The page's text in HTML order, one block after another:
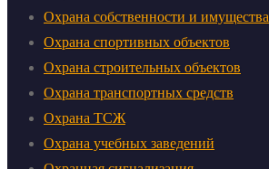
Охрана собственности и имущества
Охрана спортивных объектов
Охрана строительных объектов
Охрана транспортных средств
Охрана ТСЖ
Охрана учебных заведений